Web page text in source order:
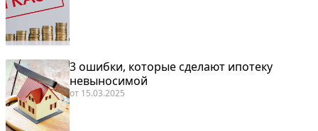
3 ошибки, которые сделают ипотеку
невыносимой
от 15.03.2025